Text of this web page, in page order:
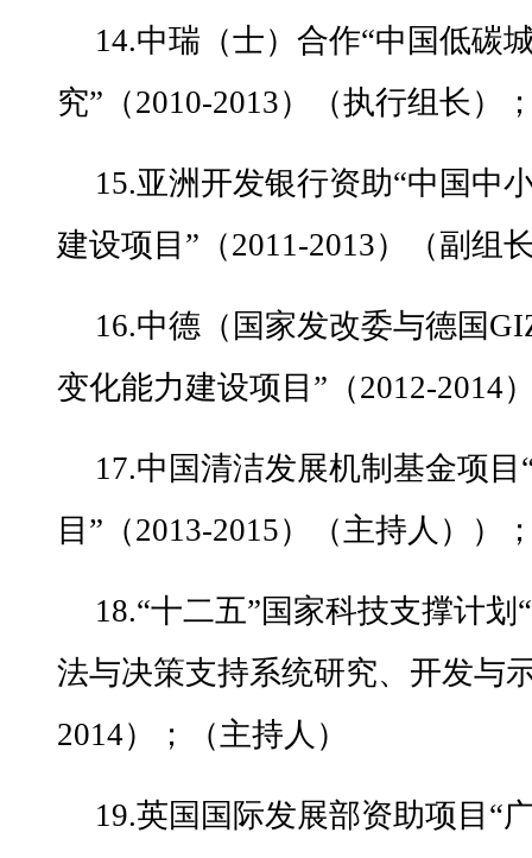
14.中瑞（士）合作“中国低碳
究”（2010-2013）（执行组长）
15.亚洲开发银行资助“中国中
建设项目”（2011-2013）（副组
16.中德（国家发改委与德国
变化能力建设项目”（2012-2014
17.中国清洁发展机制基金项
目”（2013-2015）（主持人））
18.“十二五”国家科技支撑计
法与决策支持系统研究、开发与
2014）；（主持人）
19.英国国际发展部资助项目“